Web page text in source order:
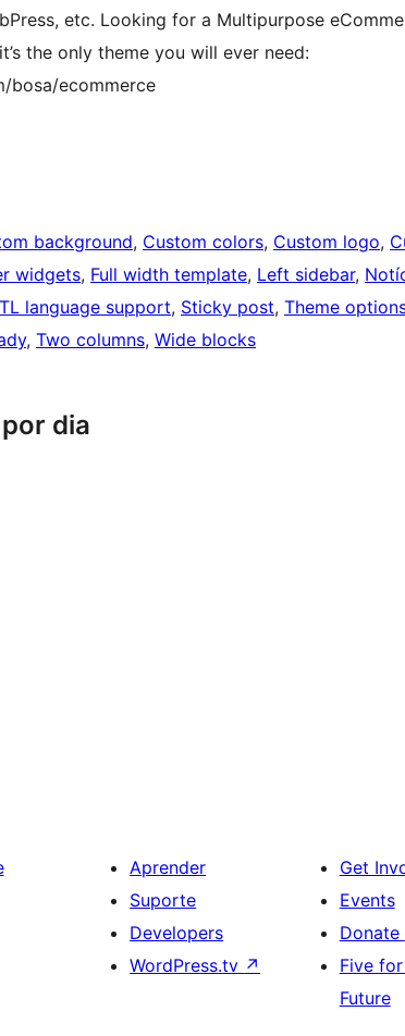
etc. Looking for a Multipurpose
the only theme you will ever need:
bosa/ecommerce
background, Custom colors, Custom logo,
widgets, Full width template, Left sidebar,
language support, Sticky post, Theme
, Two columns, Wide blocks
dia
Aprender
Suporte
Developers
WordPress.tv ↗
Get
Events
Donate
Five
Future